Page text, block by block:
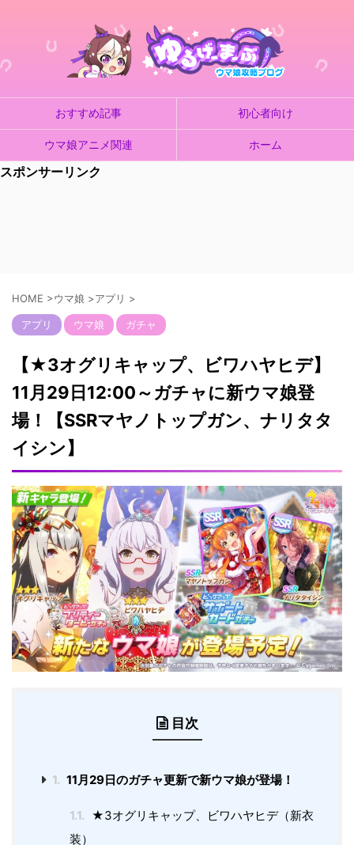
おすすめ記事 初心者向け
ウマ娘アニメ関連 ホーム
スポンサーリンク
HOME >ウマ娘 >アプリ >
アプリ ウマ娘 ガチャ
【★3オグリキャップ、ビワハヤヒデ】
11月29日12:00～ガチャに新ウマ娘登
場！【SSRマヤノトップガン、ナリタタ
イシン】
目次
1. 11月29日のガチャ更新で新ウマ娘が登場！
1.1. ★3オグリキャップ、ビワハヤヒデ（新衣
装）